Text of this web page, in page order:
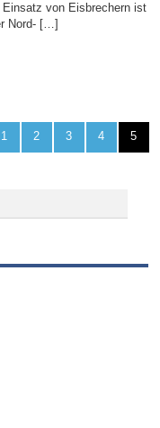
Einsatz von Eisbrechern ist
Nord- […]
1 2 3 4 5